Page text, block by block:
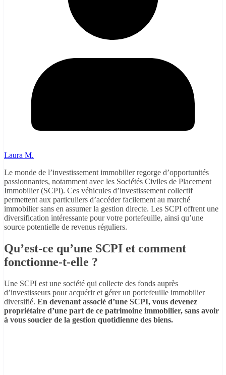
Laura M.
Le monde de l’investissement immobilier regorge d’opportunités
passionnantes, notamment avec les Sociétés Civiles de Placement
Immobilier (SCPI). Ces véhicules d’investissement collectif
permettent aux particuliers d’accéder facilement au marché
immobilier sans en assumer la gestion directe. Les SCPI offrent une
diversification intéressante pour votre portefeuille, ainsi qu’une
source potentielle de revenus réguliers.
Qu’est-ce qu’une SCPI et comment
fonctionne-t-elle ?
Une SCPI est une société qui collecte des fonds auprès
d’investisseurs pour acquérir et gérer un portefeuille immobilier
diversifié. En devenant associé d’une SCPI, vous devenez
propriétaire d’une part de ce patrimoine immobilier, sans avoir
à vous soucier de la gestion quotidienne des biens.